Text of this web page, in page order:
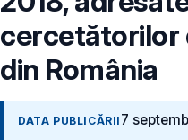
cercetătorilor
din România
DATA PUBLICĂRII 7